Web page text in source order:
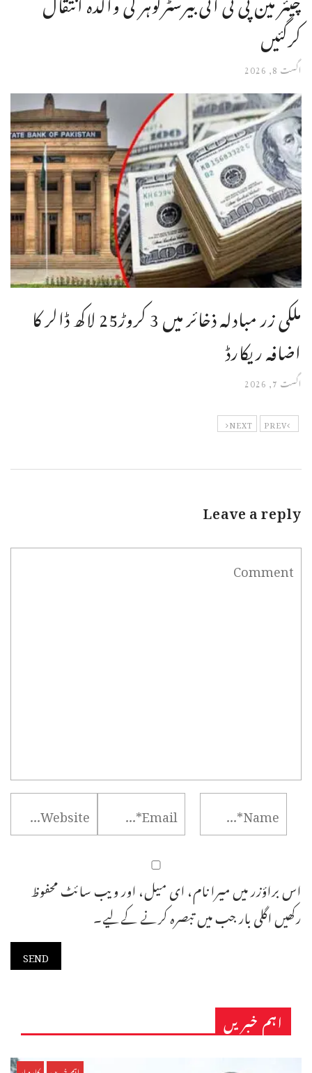
کرگئیں
اگست 8, 2026
ملکی زر مبادلہ ذخائر میں 3 کروڑ25 لاکھ ڈالر کا
اضافہ ریکارڈ
اگست 7, 2026
PREV
NEXT
Leave a reply
اس براؤزر میں میرا نام، ای میل، اور ویب سائٹ محفوظ
رکھیں اگلی بار جب میں تبصرہ کرنے کےلیے۔
اہم خبریں